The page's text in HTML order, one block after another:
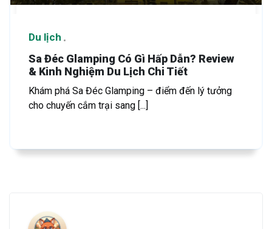
Du lịch
Sa Đéc Glamping Có Gì Hấp Dẫn? Review
& Kinh Nghiệm Du Lịch Chi Tiết
Khám phá Sa Đéc Glamping – điểm đến lý tưởng
cho chuyến cắm trại sang [...]